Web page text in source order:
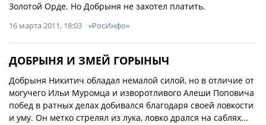
Золотой Орде. Но Добрыня не захотел платить.
16 марта 2011, 18:03 «РосИнфо»
ДОБРЫНЯ И ЗМЕЙ ГОРЫНЫЧ
Добрыня Никитич обладал немалой силой, но в отличие от
могучего Ильи Муромца и изворотливого Алеши Поповича
побед в ратных делах добивался благодаря своей ловкости
и уму. Он метко стрелял из лука, ловко дрался на саблях...